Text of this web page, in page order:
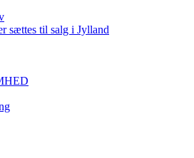
sættes til salg i Jylland